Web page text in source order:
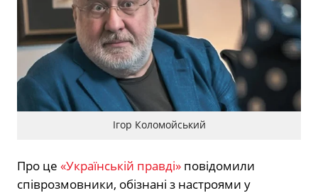
Ігор Коломойський
Про це «Українській правді» повідомили
співрозмовники, обізнані з настроями у